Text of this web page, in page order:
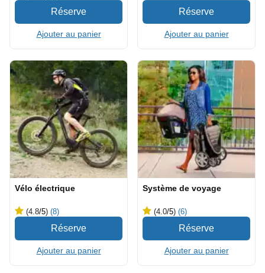
Ajouter au panier Ajouter au panier
Vélo électrique
(4.8/5) (8)
Ajouter au panier
Système de voyage
(4.0/5) (6)
Ajouter au panier